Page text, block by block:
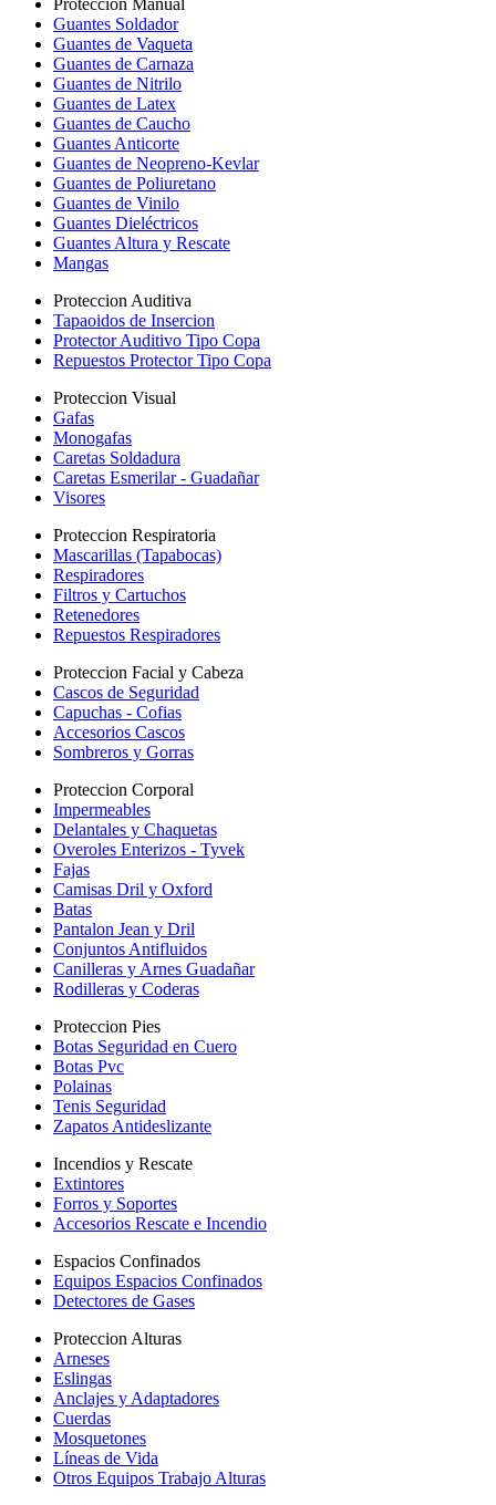
Proteccion Manual
Guantes Soldador
Guantes de Vaqueta
Guantes de Carnaza
Guantes de Nitrilo
Guantes de Latex
Guantes de Caucho
Guantes Anticorte
Guantes de Neopreno-Kevlar
Guantes de Poliuretano
Guantes de Vinilo
Guantes Dieléctricos
Guantes Altura y Rescate
Mangas
Proteccion Auditiva
Tapaoidos de Insercion
Protector Auditivo Tipo Copa
Repuestos Protector Tipo Copa
Proteccion Visual
Gafas
Monogafas
Caretas Soldadura
Caretas Esmerilar - Guadañar
Visores
Proteccion Respiratoria
Mascarillas (Tapabocas)
Respiradores
Filtros y Cartuchos
Retenedores
Repuestos Respiradores
Proteccion Facial y Cabeza
Cascos de Seguridad
Capuchas - Cofias
Accesorios Cascos
Sombreros y Gorras
Proteccion Corporal
Impermeables
Delantales y Chaquetas
Overoles Enterizos - Tyvek
Fajas
Camisas Dril y Oxford
Batas
Pantalon Jean y Dril
Conjuntos Antifluidos
Canilleras y Arnes Guadañar
Rodilleras y Coderas
Proteccion Pies
Botas Seguridad en Cuero
Botas Pvc
Polainas
Tenis Seguridad
Zapatos Antideslizante
Incendios y Rescate
Extintores
Forros y Soportes
Accesorios Rescate e Incendio
Espacios Confinados
Equipos Espacios Confinados
Detectores de Gases
Proteccion Alturas
Arneses
Eslingas
Anclajes y Adaptadores
Cuerdas
Mosquetones
Líneas de Vida
Otros Equipos Trabajo Alturas